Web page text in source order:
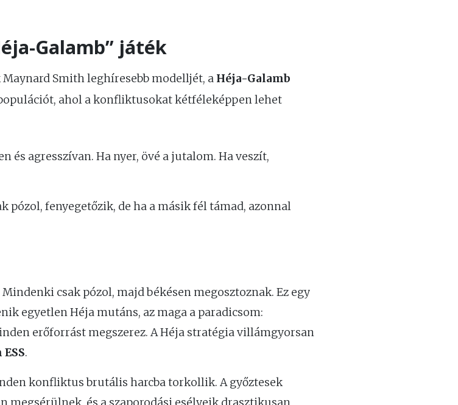
Galamb” játék
Smith leghíresebb modelljét, a Héja-Galamb
ahol a konfliktusokat kétféleképpen lehet
és agresszívan. Ha nyer, övé a jutalom. Ha veszít,
pózol, fenyegetőzik, de ha a másik fél támad, azonnal
Mindenki csak pózol, majd békésen megosztoznak. Ez egy
egyetlen Héja mutáns, az maga a paradicsom:
erőforrást megszerez. A Héja stratégia villámgyorsan
.
konfliktus brutális harcba torkollik. A győztesek